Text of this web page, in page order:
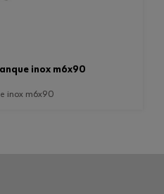
inox m6x90
inox m6x90